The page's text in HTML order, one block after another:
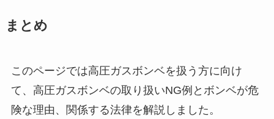
まとめ
このページでは高圧ガスボンベを扱う方に向け
て、高圧ガスボンベの取り扱いNG例とボンベが危
険な理由、関係する法律を解説しました。